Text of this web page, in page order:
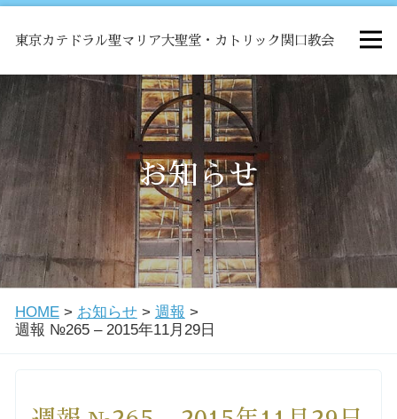
東京カテドラル聖マリア大聖堂・カトリック関口教会
HOME
ミサ
お知らせ
関口教会について
教会学校・中高生会
お知らせ
HOME> お知らせ> 週報 >
週報 №265 – 2015年11月29日